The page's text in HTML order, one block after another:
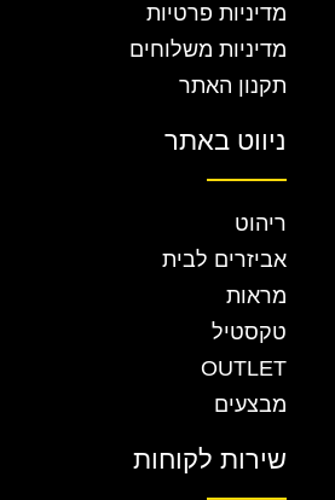
מדיניות פרטיות
מדיניות משלוחים
תקנון האתר
ניווט באתר
ריהוט
אביזרים לבית
מראות
טקסטיל
OUTLET
מבצעים
שירות לקוחות